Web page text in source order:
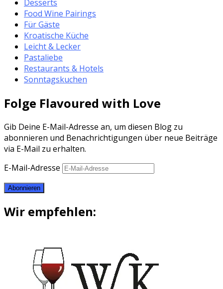
Desserts
Food Wine Pairings
Für Gäste
Kroatische Küche
Leicht & Lecker
Pastaliebe
Restaurants & Hotels
Sonntagskuchen
Folge Flavoured with Love
Gib Deine E-Mail-Adresse an, um diesen Blog zu
abonnieren und Benachrichtigungen über neue Beiträge
via E-Mail zu erhalten.
E-Mail-Adresse
Abonnieren
Wir empfehlen: